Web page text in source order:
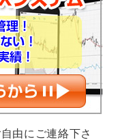
由にご連絡下さ